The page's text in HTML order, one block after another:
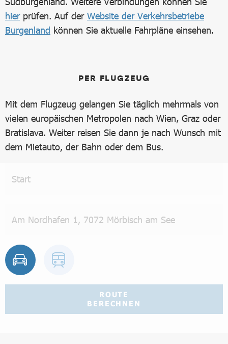
hierprüfen. Auf der Website der Verkehrsbetriebe
Burgenland können Sie aktuelle Fahrpläne einsehen.
PER FLUGZEUG
Mit dem Flugzeug gelangen Sie täglich mehrmals von
vielen europäischen Metropolen nach Wien, Graz oder
Bratislava. Weiter reisen Sie dann je nach Wunsch mit
dem Mietauto, der Bahn oder dem Bus.
ROUTE
BERECHNEN